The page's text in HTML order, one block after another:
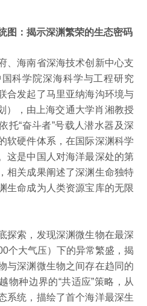
图：揭示深渊繁荣的生态密码
、海南省深海技术创新中心支
科学院深海科学与工程研究
合发起了马里亚纳海沟环境与
），由上海交通大学肖湘教授
托“奋斗者”号载人潜水器及深
软硬件体系，在国际深渊科学
这是中国人对海洋最深处的第
相关成果阐述了深渊生命独特
生命成为人类资源宝库的无限
探索，发现深渊微生物在最深
个大气压）下的异常繁盛，揭
与深渊微生物之间存在趋同的
物种边界的“共适应”策略，从
系统，描绘了首个海洋最深生